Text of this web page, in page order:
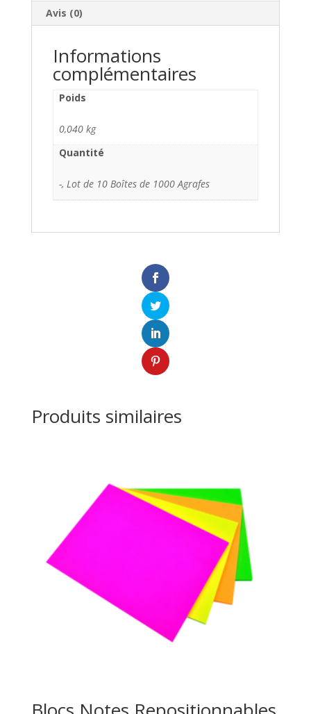
Avis (0)
Informations
complémentaires
Poids
0,040 kg
Quantité
-, Lot de 10 Boîtes de 1000 Agrafes
Produits similaires